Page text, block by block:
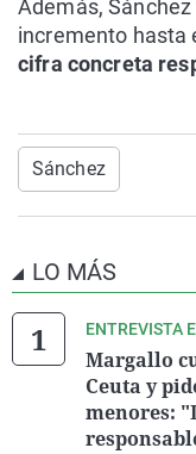
Además, Sánchez
incremento hasta
cifra concreta
Sánchez
LO MÁS
ENTREVISTA
Margallo
Ceuta y
menores: